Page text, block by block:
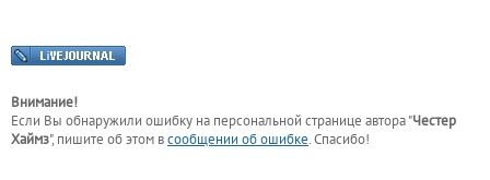
Внимание!
Если Вы обнаружили ошибку на персональной странице автора "Честер
Хаймз", пишите об этом всообщении об ошибке. Спасибо!